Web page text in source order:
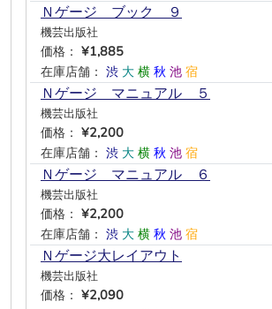
Ｎゲージ ブック ９
機芸出版社
価格： ¥1,885
在庫店舗： 渋 大 横 秋 池 宿
Ｎゲージ マニュアル ５
機芸出版社
価格： ¥2,200
在庫店舗： 渋 大 横 秋 池 宿
Ｎゲージ マニュアル ６
機芸出版社
価格： ¥2,200
在庫店舗： 渋 大 横 秋 池 宿
Ｎゲージ大レイアウト
機芸出版社
価格： ¥2,090